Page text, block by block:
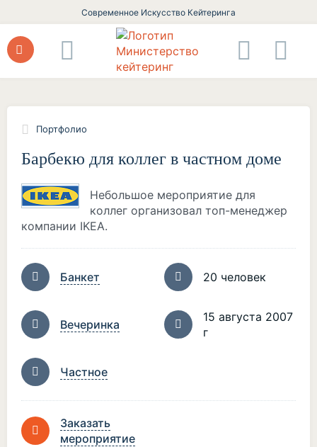
Современное Искусство Кейтеринга
Портфолио
Барбекю для коллег в частном доме
Небольшое мероприятие для
коллег организовал топ-менеджер
компании IKEA.
Банкет 20 человек
Вечеринка
15 августа 2007
г
Частное
Заказать
мероприятие